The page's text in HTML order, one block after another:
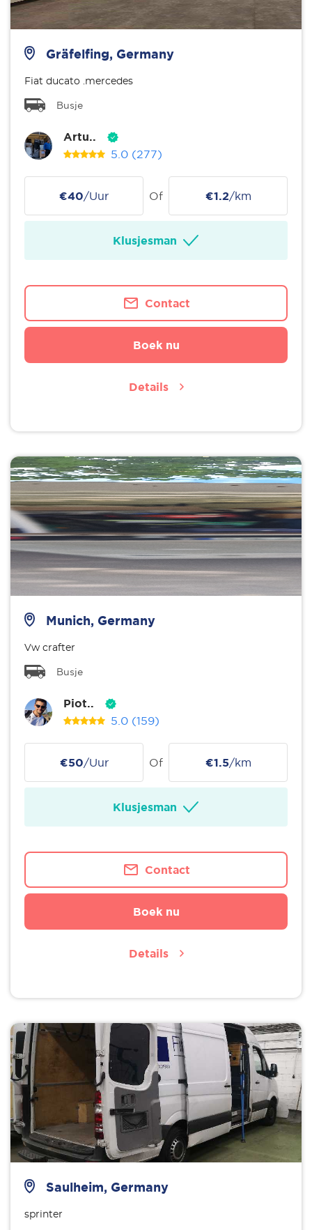
Gräfelfing, Germany
Fiat ducato .mercedes
Busje
Artu..
5.0 (277)
€40/Uur Of €1.2/km
Klusjesman
Contact
Boek nu
Details
Munich, Germany
Vw crafter
Busje
Piot..
5.0 (159)
€50/Uur Of €1.5/km
Klusjesman
Contact
Boek nu
Details
Saulheim, Germany
sprinter